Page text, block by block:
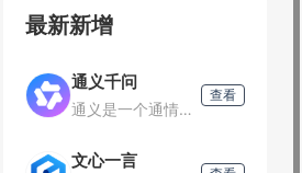
最新新增
通义千问
通义是一个通情、达义的国产AI模型，可以帮你解答问题、文档阅读、联网搜索并写作总结，最多支持1000万字的文档速读。通义tongyi.ai_你的全能AI助手
查看
文心一言